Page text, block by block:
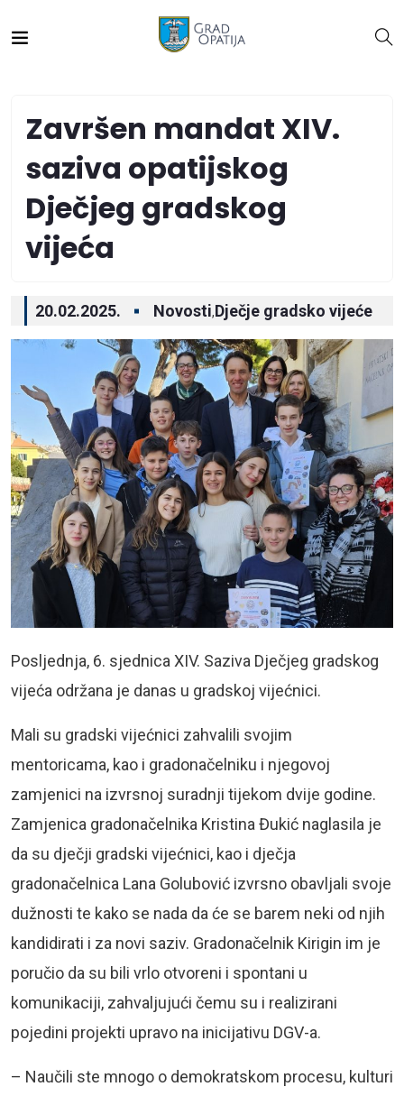
Završen mandat XIV.
saziva opatijskog
Dječjeg gradskog
vijeća
20.02.2025. Novosti,Dječje gradsko vijeće
Posljednja, 6. sjednica XIV. Saziva Dječjeg gradskog
vijeća održana je danas u gradskoj vijećnici.
Mali su gradski vijećnici zahvalili svojim
mentoricama, kao i gradonačelniku i njegovoj
zamjenici na izvrsnoj suradnji tijekom dvije godine.
Zamjenica gradonačelnika Kristina Đukić naglasila je
da su dječji gradski vijećnici, kao i dječja
gradonačelnica Lana Golubović izvrsno obavljali svoje
dužnosti te kako se nada da će se barem neki od njih
kandidirati i za novi saziv. Gradonačelnik Kirigin im je
poručio da su bili vrlo otvoreni i spontani u
komunikaciji, zahvaljujući čemu su i realizirani
pojedini projekti upravo na inicijativu DGV-a.
– Naučili ste mnogo o demokratskom procesu, kulturi